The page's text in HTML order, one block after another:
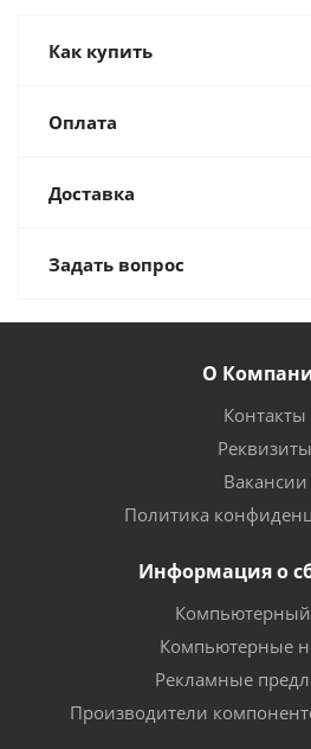
Как купить
Оплата
Доставка
Задать вопрос
О
Контакты
Реквизиты
Вакансии
Политика
Информация о
Компьютерный
Компьютерные
Рекламные
Производители